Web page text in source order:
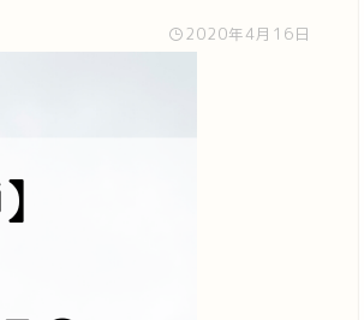
2020年4月16日